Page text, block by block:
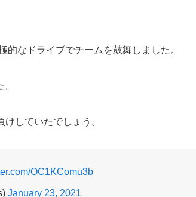
なドライブでチームを鼓舞しました。
していたでしょう。
OC1KComu3b
January 23, 2021